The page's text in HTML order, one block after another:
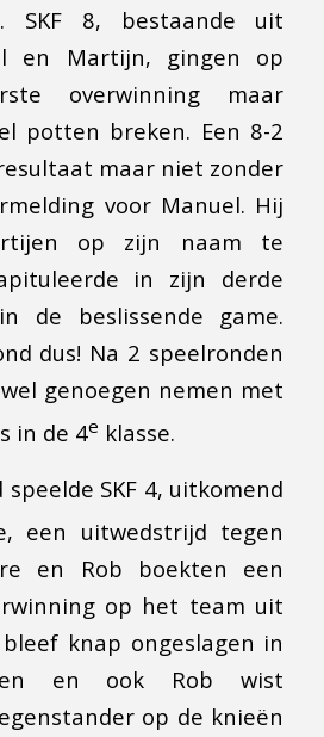
SKF 8, bestaande uit
en Martijn, gingen op
overwinning maar
potten breken. Een 8-2
maar niet zonder
voor Manuel. Hij
op zijn naam te
in zijn derde
de beslissende game.
dus! Na 2 speelronden
genoegen nemen met
in de 4e klasse.
SKF 4, uitkomend
een uitwedstrijd tegen
en Rob boekten een
op het team uit
knap ongeslagen in
en ook Rob wist
op de knieën